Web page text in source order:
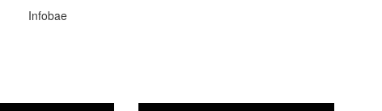
Infobae